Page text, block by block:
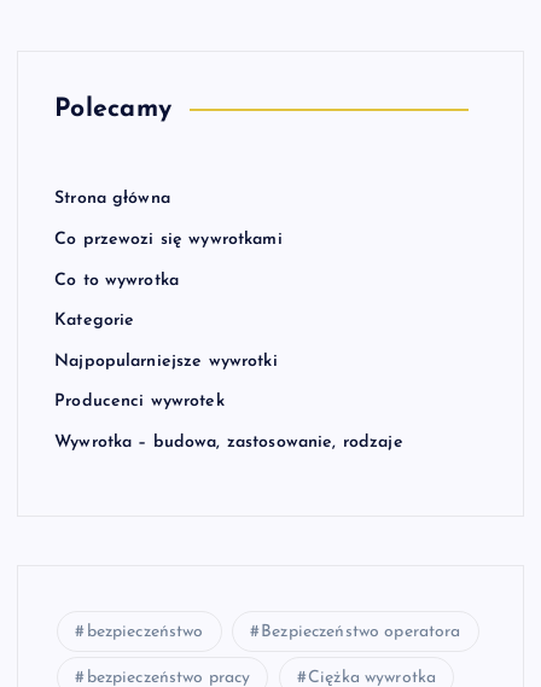
Polecamy
Strona główna
Co przewozi się wywrotkami
Co to wywrotka
Kategorie
Najpopularniejsze wywrotki
Producenci wywrotek
Wywrotka – budowa, zastosowanie, rodzaje
bezpieczeństwo Bezpieczeństwo operatora
bezpieczeństwo pracy Ciężka wywrotka